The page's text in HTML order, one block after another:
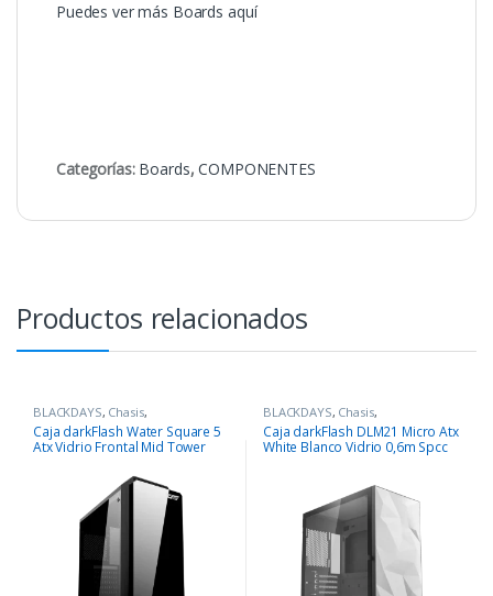
Puedes ver más Boards aquí
Categorías: Boards,COMPONENTES
Productos relacionados
BLACKDAYS, Chasis,
COMPONENTES
Caja darkFlash Water Square 5
Atx Vidrio Frontal Mid Tower
BLACKDAYS, Chasis,
COMPONENTES
Caja darkFlash DLM21 Micro Atx
White Blanco Vidrio 0,6m Spcc